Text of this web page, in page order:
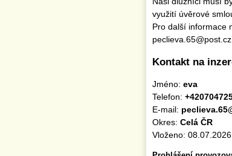
využití úvěrové
Pro další informace
peclieva.65@post.cz
Kontakt na
Jméno: eva
Telefon:
E-mail:
Okres: Celá ČR
Vloženo: